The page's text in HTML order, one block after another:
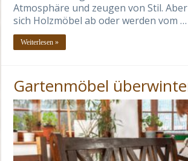
Atmosphäre und zeugen von Stil.
sich Holzmöbel ab oder werden vom …
Weiterlesen »
Gartenmöbel